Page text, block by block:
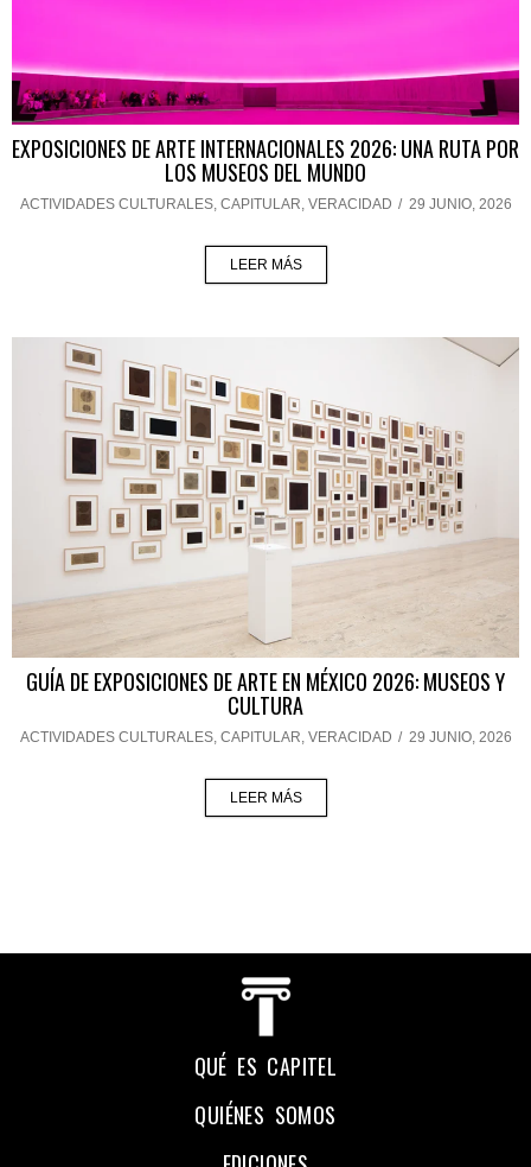
EXPOSICIONES DE ARTE INTERNACIONALES 2026: UNA RUTA POR
LOS MUSEOS DEL MUNDO
ACTIVIDADES CULTURALES, CAPITULAR VERACIDAD / 29 JUNIO, 2026
LEER MÁS
GUÍA DE EXPOSICIONES DE ARTE EN MÉXICO 2026: MUSEOS Y
CULTURA
ACTIVIDADES CULTURALES, CAPITULAR VERACIDAD / 29 JUNIO, 2026
LEER MÁS
QUÉ ES CAPITEL
QUIÉNES SOMOS